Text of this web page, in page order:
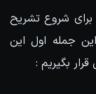
شروع تشریح
این جمله اول این
بگیریم :